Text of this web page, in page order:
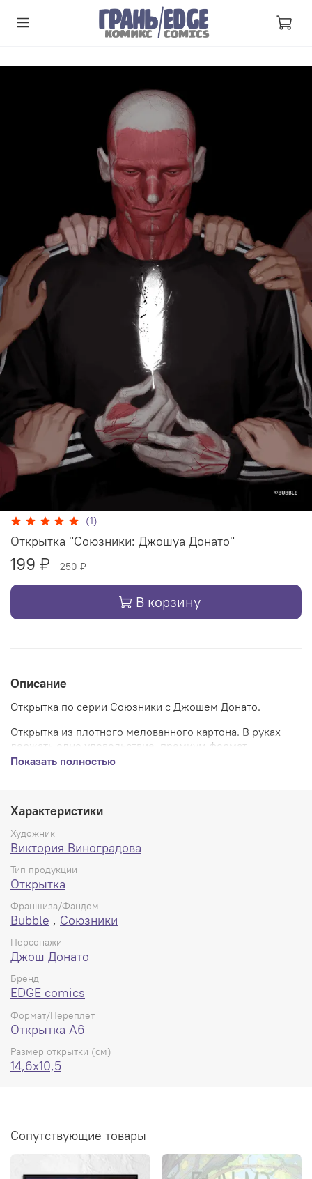
(1)
Открытка "Союзники: Джошуа Донато"
199 ₽ 250 ₽
В корзину
Описание
Открытка по серии Союзники с Джошем Донато.
Открытка из плотного мелованного картона. В руках
держать одно удовольствие, премиум формат.
Показать полностью
Характеристики
Художник
Виктория Виноградова
Тип продукции
Открытка
Франшиза/Фандом
Bubble , Союзники
Персонажи
Джош Донато
Бренд
EDGE comics
Формат/Переплет
Открытка А6
Размер открытки (см)
14,6x10,5
Сопутствующие товары